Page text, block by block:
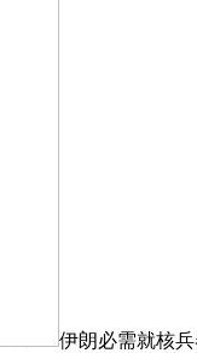
伊朗必需就核